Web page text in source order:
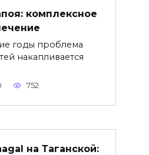
комплексное
годы проблема
накапливается
752
на Таганской: